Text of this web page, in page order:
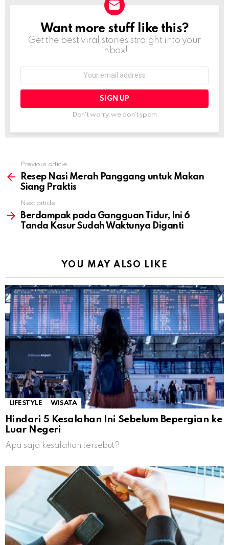
NEWSLETTER
Want more stuff like this?
Get the best viral stories straight into your
inbox!
Don't worry, we don't spam
more
Previous article
Resep Nasi Merah Panggang untuk Makan
Siang Praktis
Next article
Berdampak pada Gangguan Tidur, Ini 6
Tanda Kasur Sudah Waktunya Diganti
YOU MAY ALSO LIKE
LIFESTYLE WISATA
Hindari 5 Kesalahan Ini Sebelum Bepergian ke
Luar Negeri
Apa saja kesalahan tersebut?